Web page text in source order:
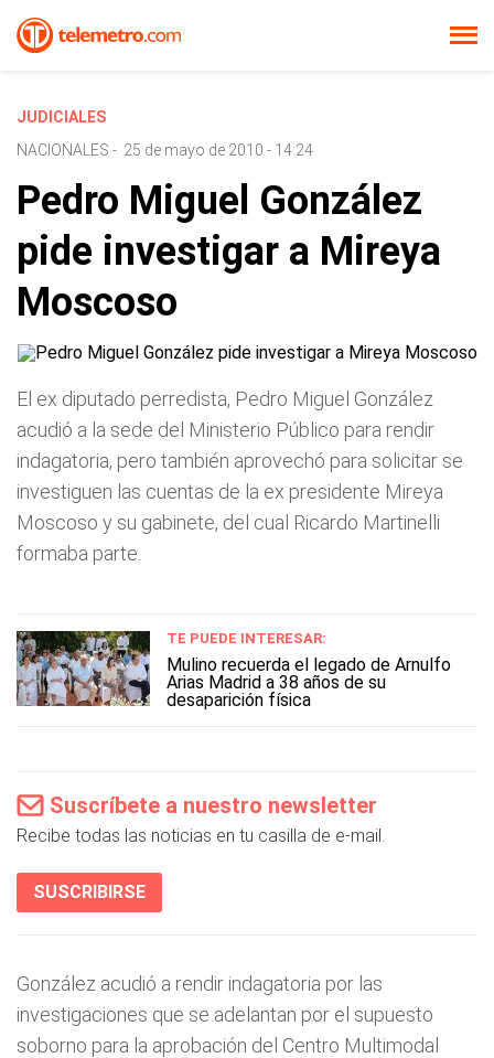
JUDICIALES
NACIONALES - 25 de mayo de 2010 - 14:24
Pedro Miguel González
pide investigar a Mireya
Moscoso
El ex diputado perredista, Pedro Miguel González
acudió a la sede del Ministerio Público para rendir
indagatoria, pero también aprovechó para solicitar se
investiguen las cuentas de la ex presidente Mireya
Moscoso y su gabinete, del cual Ricardo Martinelli
formaba parte.
TE PUEDE INTERESAR:
Mulino recuerda el legado de Arnulfo
Arias Madrid a 38 años de su
desaparición física
Suscríbete a nuestro newsletter
Recibe todas las noticias en tu casilla de e-mail.
SUSCRIBIRSE
González acudió a rendir indagatoria por las
investigaciones que se adelantan por el supuesto
soborno para la aprobación del Centro Multimodal